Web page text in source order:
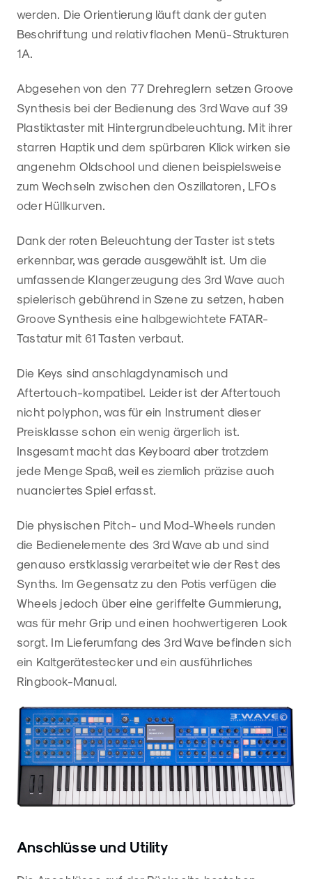
werden. Die Orientierung läuft dank der guten
Beschriftung und relativ flachen Menü-Strukturen
1A.
Abgesehen von den 77 Drehreglern setzen Groove
Synthesis bei der Bedienung des 3rd Wave auf 39
Plastiktaster mit Hintergrundbeleuchtung. Mit ihrer
starren Haptik und dem spürbaren Klick wirken sie
angenehm Oldschool und dienen beispielsweise
zum Wechseln zwischen den Oszillatoren, LFOs
oder Hüllkurven.
Dank der roten Beleuchtung der Taster ist stets
erkennbar, was gerade ausgewählt ist. Um die
umfassende Klangerzeugung des 3rd Wave auch
spielerisch gebührend in Szene zu setzen, haben
Groove Synthesis eine halbgewichtete FATAR-
Tastatur mit 61 Tasten verbaut.
Die Keys sind anschlagdynamisch und
Aftertouch-kompatibel. Leider ist der Aftertouch
nicht polyphon, was für ein Instrument dieser
Preisklasse schon ein wenig ärgerlich ist.
Insgesamt macht das Keyboard aber trotzdem
jede Menge Spaß, weil es ziemlich präzise auch
nuanciertes Spiel erfasst.
Die physischen Pitch- und Mod-Wheels runden
die Bedienelemente des 3rd Wave ab und sind
genauso erstklassig verarbeitet wie der Rest des
Synths. Im Gegensatz zu den Potis verfügen die
Wheels jedoch über eine geriffelte Gummierung,
was für mehr Grip und einen hochwertigeren Look
sorgt. Im Lieferumfang des 3rd Wave befinden sich
ein Kaltgerätestecker und ein ausführliches
Ringbook-Manual.
Anschlüsse und Utility